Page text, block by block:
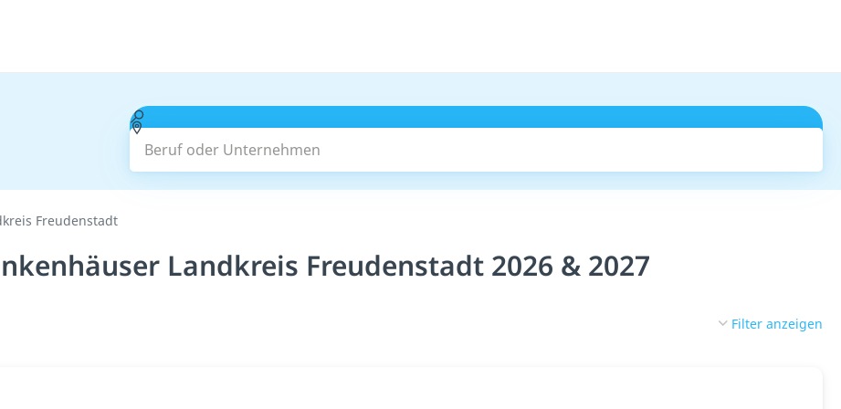
Beruf oder Unternehmen
Freudenstadt
Landkreis Freudenstadt 2026 & 2027
Filter anzeigen